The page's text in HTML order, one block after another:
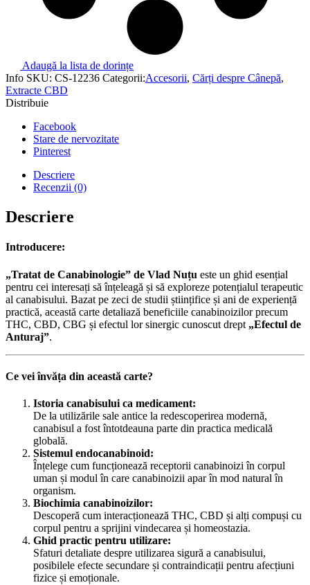
Adaugă la lista de dorințe
Info SKU: CS-12236 Categorii:Accesorii, Cărți despre Cânepă,
Extracte CBD
Distribuie
Facebook
Stare de nervozitate
Pinterest
Descriere
Recenzii (0)
Descriere
Introducere:
„Tratat de Canabinologie” de Vlad Nuțu este un ghid esențial
pentru cei interesați să înțeleagă și să exploreze potențialul terapeutic
al canabisului. Bazat pe zeci de studii științifice și ani de experiență
practică, această carte detaliază beneficiile canabinoizilor precum
THC, CBD, CBG și efectul lor sinergic cunoscut drept „Efectul de
Anturaj”.
Ce vei învăța din această carte?
Istoria canabisului ca medicament:
De la utilizările sale antice la redescoperirea modernă,
canabisul a fost întotdeauna parte din practica medicală
globală.
Sistemul endocanabinoid:
Înțelege cum funcționează receptorii canabinoizi în corpul
uman și modul în care canabinoizii apar în mod natural în
organism.
Biochimia canabinoizilor:
Descoperă cum interacționează THC, CBD și alți compuși cu
corpul pentru a sprijini vindecarea și homeostazia.
Ghid practic pentru utilizare:
Sfaturi detaliate despre utilizarea sigură a canabisului,
posibilele efecte secundare și contraindicații pentru afecțiuni
fizice și emoționale.